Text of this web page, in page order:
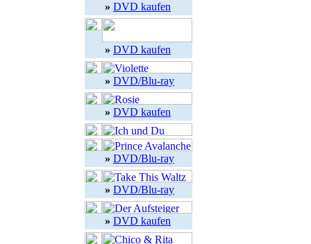
» DVD kaufen
» DVD kaufen
» DVD/Blu-ray
» DVD kaufen
» DVD/Blu-ray
» DVD/Blu-ray
» DVD kaufen